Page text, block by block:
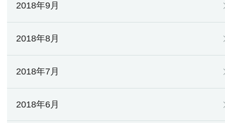
2018年9月
2018年8月
2018年7月
2018年6月